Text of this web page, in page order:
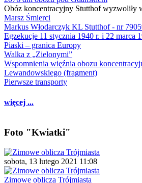
Obóz koncentracyjny Stutthof wyzwoliły
Marsz Śmierci
Markus Włodarczyk KL Stutthof - nr
Egzekucje 11 stycznia 1940 r. i 22 marca
Piaski – granica Europy
Walka z „Zielonymi”
Wspomnienia więźnia obozu
Lewandowskiego (fragment)
Pierwsze transporty
więcej ...
Foto "Kwiatki"
sobota, 13 lutego 2021 11:08
Zimowe oblicza Trójmiasta